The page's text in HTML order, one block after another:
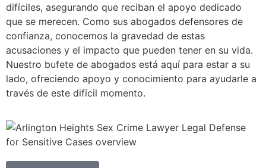
difíciles, asegurando que reciban el apoyo dedicado
que se merecen. Como sus abogados defensores de
confianza, conocemos la gravedad de estas
acusaciones y el impacto que pueden tener en su vida.
Nuestro bufete de abogados está aquí para estar a su
lado, ofreciendo apoyo y conocimiento para ayudarle a
través de este difícil momento.